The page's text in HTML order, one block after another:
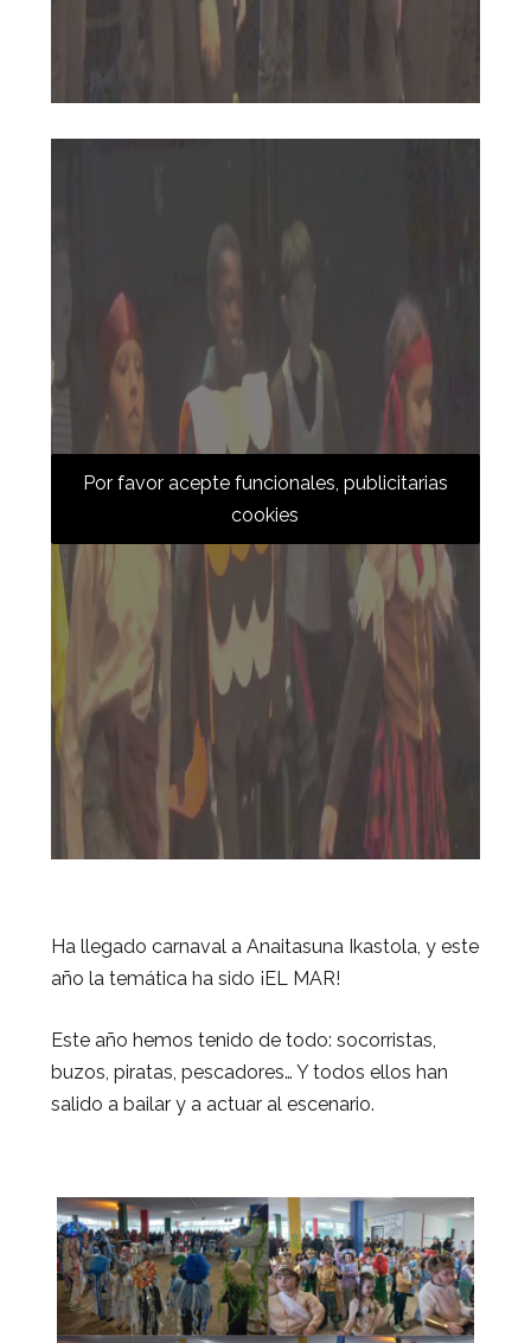
Por favor acepte funcionales, publicitarias
cookies
Ha llegado carnaval a Anaitasuna Ikastola, y este
año la temática ha sido ¡EL MAR!
Este año hemos tenido de todo: socorristas,
buzos, piratas, pescadores… Y todos ellos han
salido a bailar y a actuar al escenario.